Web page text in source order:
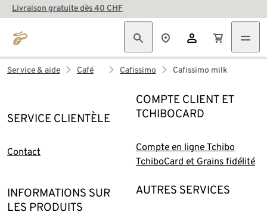
Livraison gratuite dès 40 CHF
Service & aide Café Cafissimo Cafissimo milk
SERVICE CLIENTÈLE
Contact
COMPTE CLIENT ET
TCHIBOCARD
Compte en ligne Tchibo
TchiboCard et Grains fidélité
INFORMATIONS SUR
LES PRODUITS
AUTRES SERVICES